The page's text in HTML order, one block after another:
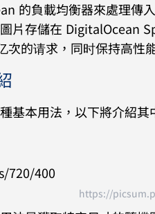
的負載均衡器來處理傳
片存儲在 DigitalOcean
的请求，同时保持高性
基本用法，以下將介紹其
https://